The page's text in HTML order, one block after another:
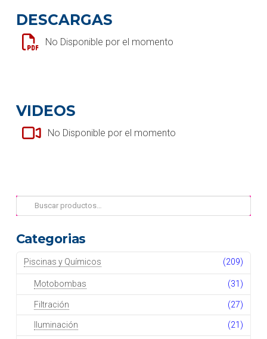
DESCARGAS
No Disponible por el momento
VIDEOS
No Disponible por el momento
Buscar
por:
Categorias
Piscinas y Químicos (209)
Motobombas (31)
Filtración (27)
Iluminación (21)